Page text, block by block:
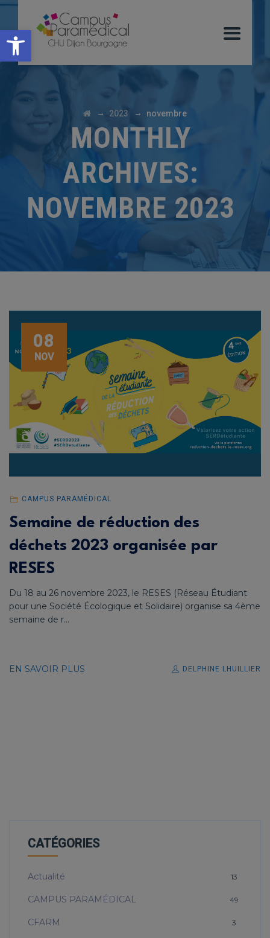
Ouvrir la barre d’outils
→ 2023 → novembre
MONTHLY
ARCHIVES:
NOVEMBRE 2023
08
NOV
CAMPUS PARAMÉDICAL
Semaine de réduction des
déchets 2023 organisée par
RESES
Du 18 au 26 novembre 2023, le RESES (Réseau Étudiant
pour une Société Écologique et Solidaire) organise sa 4ème
semaine de r...
EN SAVOIR PLUS DELPHINE LHUILLIER
CATÉGORIES
Actualité 13
CAMPUS PARAMÉDICAL 49
CFARM 3